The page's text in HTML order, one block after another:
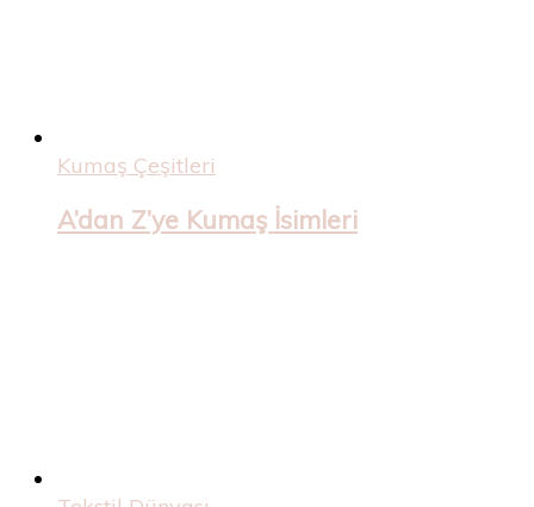
Kumaş Çeşitleri
A’dan Z’ye Kumaş İsimleri